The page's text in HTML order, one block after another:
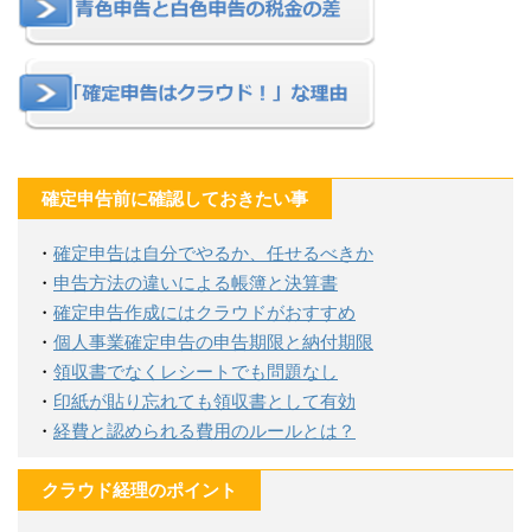
確定申告前に確認しておきたい事
・ 確定申告は自分でやるか、任せるべきか
・ 申告方法の違いによる帳簿と決算書
・ 確定申告作成にはクラウドがおすすめ
・ 個人事業確定申告の申告期限と納付期限
・ 領収書でなくレシートでも問題なし
・ 印紙が貼り忘れても領収書として有効
・ 経費と認められる費用のルールとは？
クラウド経理のポイント